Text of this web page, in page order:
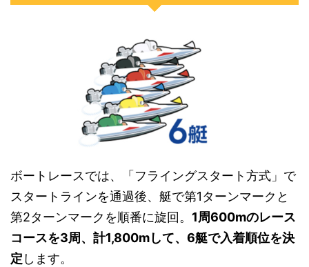
ボートレースでは、「フライングスタート方式」で
スタートラインを通過後、艇で第1ターンマークと
第2ターンマークを順番に旋回。 1周600mのレース
コースを3周、計1,800mして、6艇で入着順位を決
定 します。